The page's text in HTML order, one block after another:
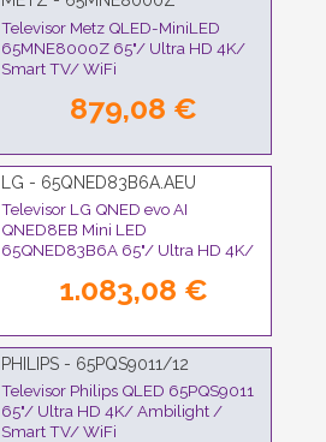
Televisor Metz QLED-MiniLED
65MNE8000Z 65"/ Ultra HD 4K/
Smart TV/ WiFi
879,08 €
LG - 65QNED83B6A.AEU
Televisor LG QNED evo AI
QNED8EB Mini LED
65QNED83B6A 65"/ Ultra HD 4K/
1.083,08 €
PHILIPS - 65PQS9011/12
Televisor Philips QLED 65PQS9011
65"/ Ultra HD 4K/ Ambilight /
Smart TV/ WiFi